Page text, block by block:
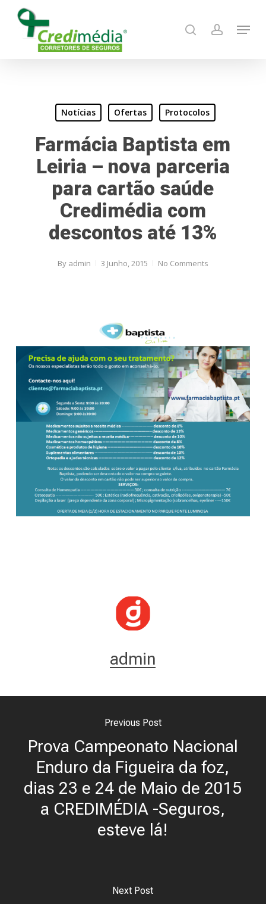
search account
Menu
Notícias Ofertas Protocolos
Farmácia Baptista em
Leiria – nova parceria
para cartão saúde
Credimédia com
descontos até 13%
By admin 3 Junho, 2015 No Comments
admin
Previous Post
Prova Campeonato Nacional
Enduro da Figueira da foz,
dias 23 e 24 de Maio de 2015
a CREDIMÉDIA -Seguros,
esteve lá!
Next Post